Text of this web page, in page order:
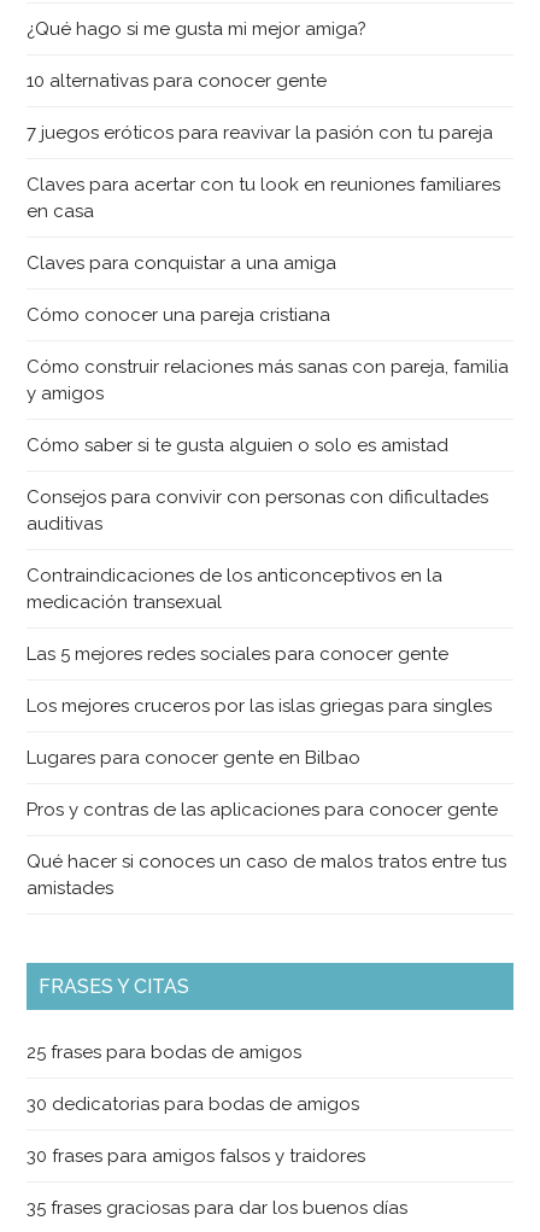
¿Qué hago si me gusta mi mejor amiga?
10 alternativas para conocer gente
7 juegos eróticos para reavivar la pasión con tu pareja
Claves para acertar con tu look en reuniones familiares
en casa
Claves para conquistar a una amiga
Cómo conocer una pareja cristiana
Cómo construir relaciones más sanas con pareja, familia
y amigos
Cómo saber si te gusta alguien o solo es amistad
Consejos para convivir con personas con dificultades
auditivas
Contraindicaciones de los anticonceptivos en la
medicación transexual
Las 5 mejores redes sociales para conocer gente
Los mejores cruceros por las islas griegas para singles
Lugares para conocer gente en Bilbao
Pros y contras de las aplicaciones para conocer gente
Qué hacer si conoces un caso de malos tratos entre tus
amistades
FRASES Y CITAS
25 frases para bodas de amigos
30 dedicatorias para bodas de amigos
30 frases para amigos falsos y traidores
35 frases graciosas para dar los buenos días